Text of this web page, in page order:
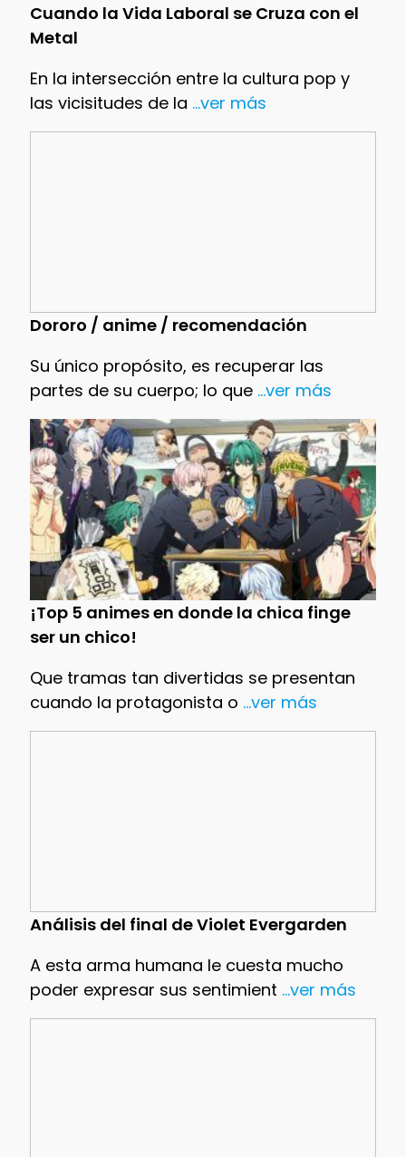
Cuando la Vida Laboral se Cruza con el
Metal
En la intersección entre la cultura pop y
las vicisitudes de la ...ver más
Dororo / anime / recomendación
Su único propósito, es recuperar las
partes de su cuerpo; lo que...ver más
¡Top 5 animes en donde la chica finge
ser un chico!
Que tramas tan divertidas se presentan
cuando la protagonista o ...ver más
Análisis del final de Violet Evergarden
A esta arma humana le cuesta mucho
poder expresar sus sentimient ...ver más